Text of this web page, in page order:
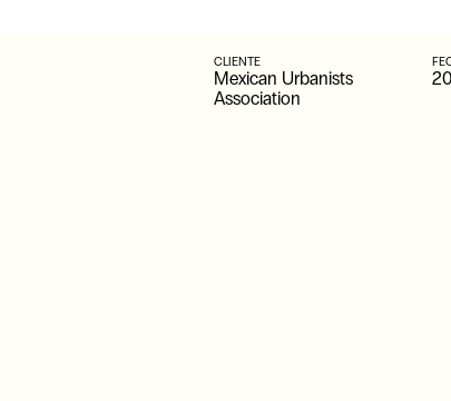
CLIENTE
Mexican Urbanists
Association